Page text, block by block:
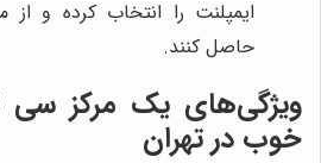
ایمپلنت را انتخاب کرده و از
حاصل کنند.
ویژگی‌های یک مرکز سی
خوب در تهران